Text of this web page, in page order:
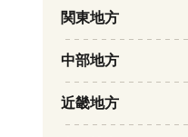
関東地方
中部地方
近畿地方